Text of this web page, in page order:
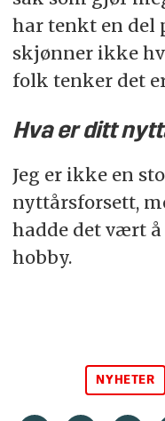
har tenkt en del
skjønner ikke
folk tenker det
Hva er ditt
Jeg er ikke en
nyttårsforsett,
hadde det vært
hobby.
NYHETER